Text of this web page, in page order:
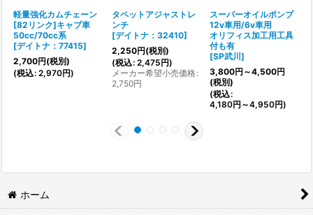
軽量強化カムチェーン
[82リンク]キャブ車
50cc/70cc系
[デイトナ：77415]
2,700円(税別)
(税込: 2,970円)
タペットアジャストレ
ンチ
[デイトナ：32410]
2,250円(税別)
(税込: 2,475円)
メーカー希望小売価格:
2,750円
スーパーオイルポンプ
12v車用/6v車用
オリフィス加工用工具
付も有
[SP武川]
3,800円 ～4,500円
(税別)
(税込:
4,180円 ～4,950円)
ホーム